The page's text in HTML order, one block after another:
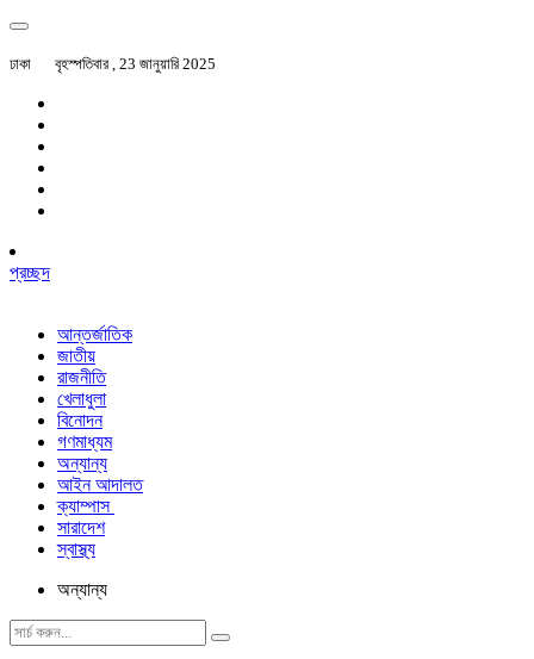
ঢাকা বৃহস্পতিবার , 23 জানুয়ারি 2025
প্রচ্ছদ
আন্তর্জাতিক
জাতীয়
রাজনীতি
খেলাধুলা
বিনোদন
গণমাধ্যম
অন্যান্য
আইন আদালত
ক্যাম্পাস
সারাদেশ
স্বাস্থ্য
অন্যান্য